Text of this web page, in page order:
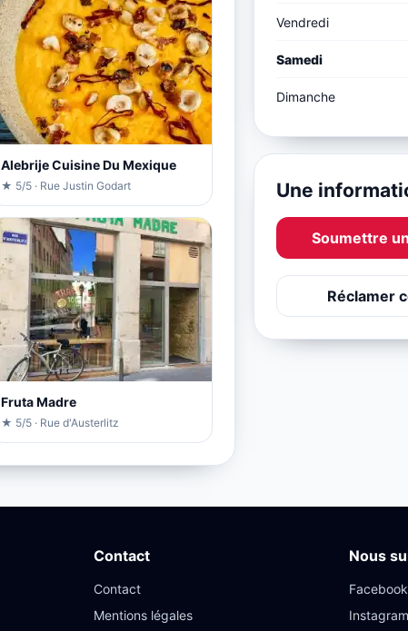
Alebrije Cuisine Du Mexique
★ 5/5 · Rue Justin Godart
Fruta Madre
★ 5/5 · Rue d'Austerlitz
Vendredi
Samedi
Dimanche
Une
Soumettre
Réclamer
Contact
Contact
Mentions légales
Nous
Facebook
Instagram